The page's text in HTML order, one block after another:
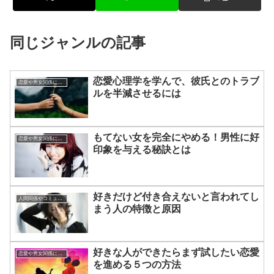
同じジャンルの記事
恋愛や男女関係についてのあれこれ
恋愛心理学を学んで、彼氏とのトラブ
ルを半減させるには
恋愛や男女関係についてのあれこれ
もてない女を完全にやめる！男性に好
印象を与える秘訣とは
好きだけど付き合えないと言われてし
まう人の特徴と原因
恋愛や男女関係についてのあれこれ
好きな人ができたらまず試したい恋愛
を進める５つの方法